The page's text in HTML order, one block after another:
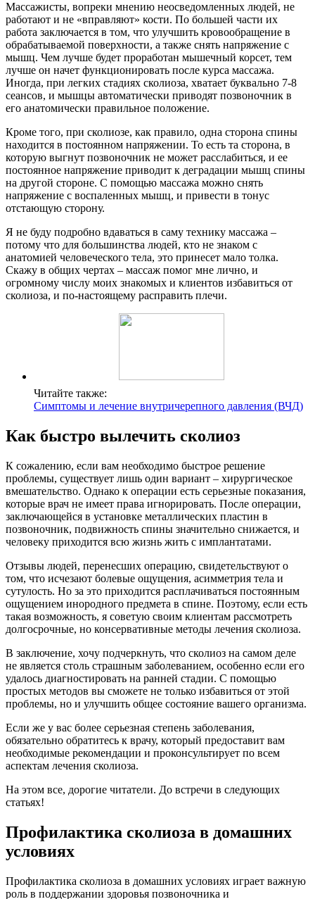
Массажисты, вопреки мнению неосведомленных людей, не
работают и не «вправляют» кости. По большей части их
работа заключается в том, что улучшить кровообращение в
обрабатываемой поверхности, а также снять напряжение с
мышц. Чем лучше будет проработан мышечный корсет, тем
лучше он начет функционировать после курса массажа.
Иногда, при легких стадиях сколиоза, хватает буквально 7-8
сеансов, и мышцы автоматически приводят позвоночник в
его анатомически правильное положение.
Кроме того, при сколиозе, как правило, одна сторона спины
находится в постоянном напряжении. То есть та сторона, в
которую выгнут позвоночник не может расслабиться, и ее
постоянное напряжение приводит к деградации мышц спины
на другой стороне. С помощью массажа можно снять
напряжение с воспаленных мышц, и привести в тонус
отстающую сторону.
Я не буду подробно вдаваться в саму технику массажа –
потому что для большинства людей, кто не знаком с
анатомией человеческого тела, это принесет мало толка.
Скажу в общих чертах – массаж помог мне лично, и
огромному числу моих знакомых и клиентов избавиться от
сколиоза, и по-настоящему расправить плечи.
Читайте также:
Симптомы и лечение внутричерепного давления (ВЧД)
Как быстро вылечить сколиоз
К сожалению, если вам необходимо быстрое решение
проблемы, существует лишь один вариант – хирургическое
вмешательство. Однако к операции есть серьезные показания,
которые врач не имеет права игнорировать. После операции,
заключающейся в установке металлических пластин в
позвоночник, подвижность спины значительно снижается, и
человеку приходится всю жизнь жить с имплантатами.
Отзывы людей, перенесших операцию, свидетельствуют о
том, что исчезают болевые ощущения, асимметрия тела и
сутулость. Но за это приходится расплачиваться постоянным
ощущением инородного предмета в спине. Поэтому, если есть
такая возможность, я советую своим клиентам рассмотреть
долгосрочные, но консервативные методы лечения сколиоза.
В заключение, хочу подчеркнуть, что сколиоз на самом деле
не является столь страшным заболеванием, особенно если его
удалось диагностировать на ранней стадии. С помощью
простых методов вы сможете не только избавиться от этой
проблемы, но и улучшить общее состояние вашего организма.
Если же у вас более серьезная степень заболевания,
обязательно обратитесь к врачу, который предоставит вам
необходимые рекомендации и проконсультирует по всем
аспектам лечения сколиоза.
На этом все, дорогие читатели. До встречи в следующих
статьях!
Профилактика сколиоза в домашних
условиях
Профилактика сколиоза в домашних условиях играет важную
роль в поддержании здоровья позвоночника и